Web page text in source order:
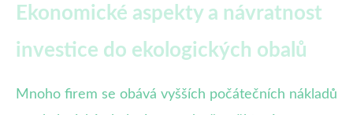
Ekonomické aspekty a návratnost
investice do ekologických obalů
Mnoho firem se obává vyšších počátečních nákladů